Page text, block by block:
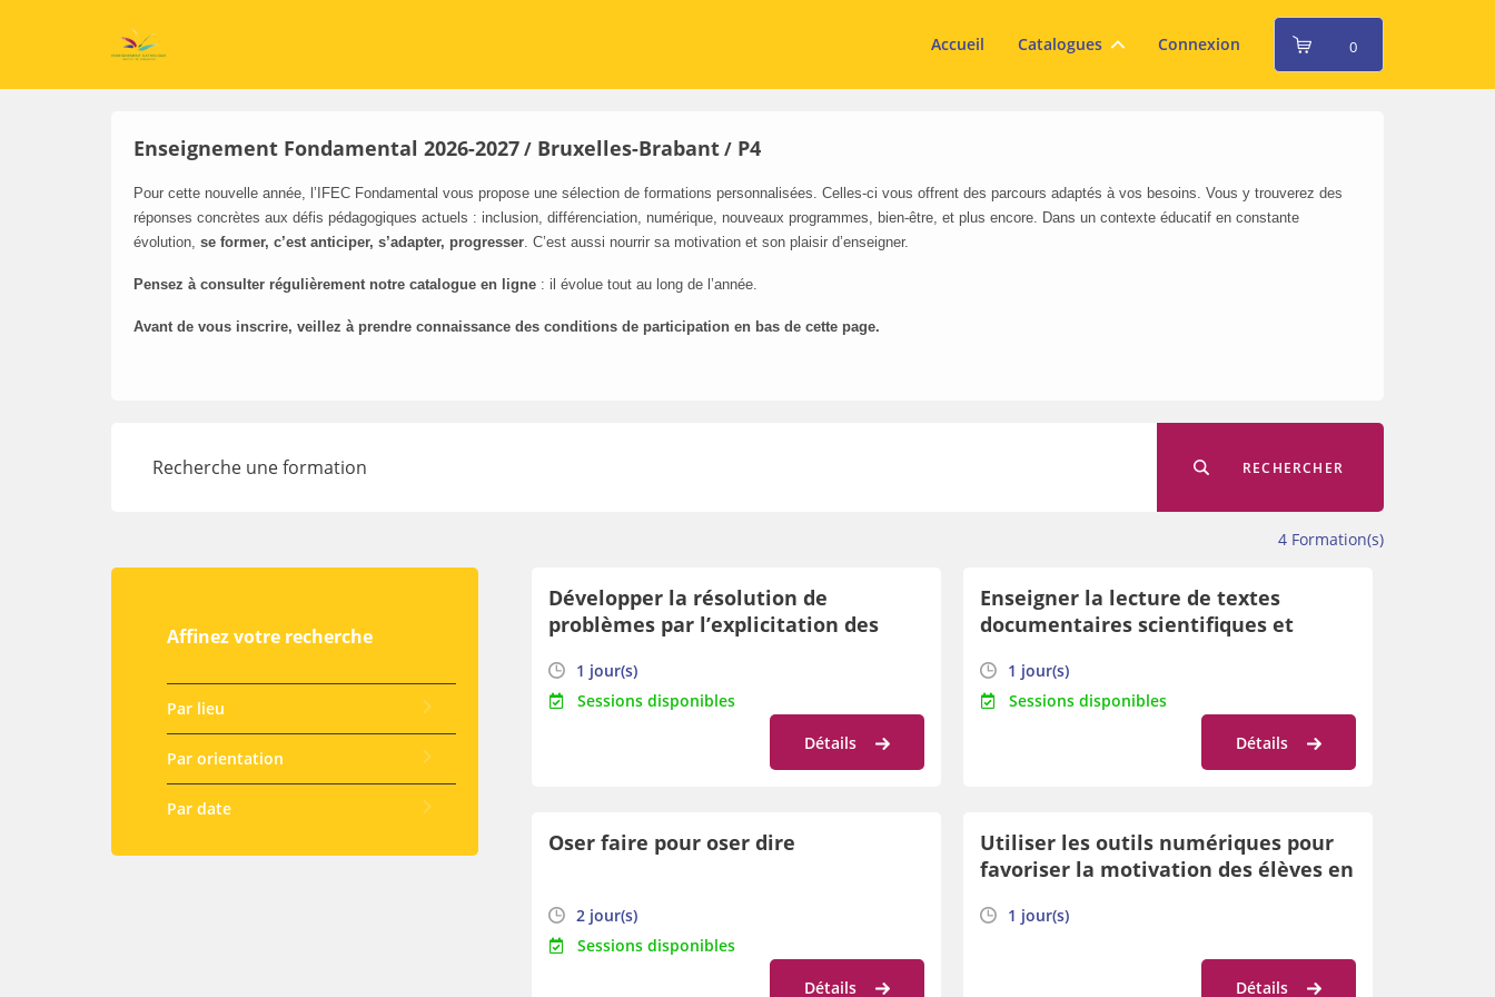
Accueil Catalogues Connexion 0
Enseignement Fondamental 2026-2027/ Bruxelles-Brabant/ P4
Pour cette nouvelle année, l’IFEC Fondamental vous propose une sélection de formations personnalisées. Celles-ci vous offrent des parcours adaptés à vos besoins. Vous y trouverez des
réponses concrètes aux défis pédagogiques actuels : inclusion, différenciation, numérique, nouveaux programmes, bien-être, et plus encore. Dans un contexte éducatif en constante
évolution, se former, c’est anticiper, s’adapter, progresser. C’est aussi nourrir sa motivation et son plaisir d’enseigner.
Pensez à consulter régulièrement notre catalogue en ligne : il évolue tout au long de l’année.
Avant de vous inscrire, veillez à prendre connaissance des conditions de participation en bas de cette page.
RECHERCHER
4 Formation(s)
Affinez votre recherche
Par lieu
Par orientation
Par date
Développer la résolution de
problèmes par l’explicitation des
1 jour(s)
Sessions disponibles
Détails
Enseigner la lecture de textes
documentaires scientifiques et
1 jour(s)
Sessions disponibles
Détails
Oser faire pour oser dire
2 jour(s)
Sessions disponibles
Détails
Utiliser les outils numériques pour
favoriser la motivation des élèves en
1 jour(s)
Détails